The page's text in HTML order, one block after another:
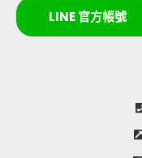
LINE 官方帳號